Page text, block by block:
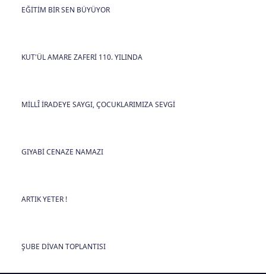
EĞİTİM BİR SEN BÜYÜYOR
KUT'ÜL AMARE ZAFERİ 110. YILINDA
MİLLÎ İRADEYE SAYGI, ÇOCUKLARIMIZA SEVGİ
GIYABİ CENAZE NAMAZI
ARTIK YETER !
ŞUBE DİVAN TOPLANTISI